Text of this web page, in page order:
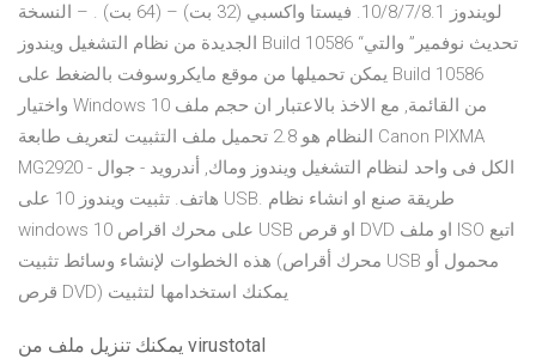
لويندوز 10/8/7/8.1. فيستا واكسبي (32 بت) – (64 بت) . – النسخة
الجديدة من نظام التشغيل ويندوز Build 10586 “تحديث نوفمير” والتي
يمكن تحميلها من موقع مايكروسوفت بالضغط على Build 10586
واختيار Windows 10 من القائمة, مع الاخذ بالاعتبار ان حجم ملف
النظام هو 2.8 تحميل ملف التثبيت لتعريف طابعة Canon PIXMA
MG2920 الكل فى واحد لنظام التشغيل ويندوز وماك, أندرويد - جوال -
هاتف. تثبيت ويندوز 10 على USB. طريقة صنع او انشاء نظام
windows 10 على محرك اقراص USB او قرص DVD او ملف ISO اتبع
هذه الخطوات لإنشاء وسائط تثبيت (محرك أقراص USB محمول أو
قرص DVD) يمكنك استخدامها لتثبيت
يمكنك تنزيل ملف من virustotal